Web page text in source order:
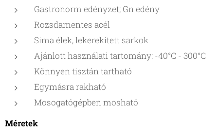
Gastronorm edényzet; Gn edény
Rozsdamentes acél
Sima élek, lekerekített sarkok
Ajánlott használati tartomány: -40°C - 300°C
Könnyen tisztán tartható
Egymásra rakható
Mosogatógépben mosható
Méretek